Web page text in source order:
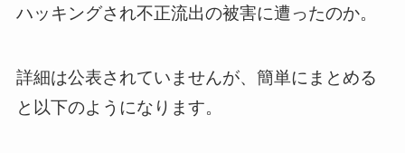
ハッキングされ不正流出の被害に遭ったのか。
詳細は公表されていませんが、簡単にまとめる
と以下のようになります。